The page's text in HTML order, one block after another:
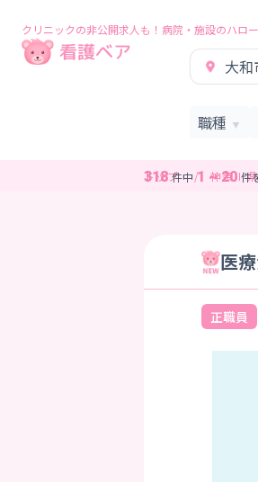
クリニックの非公開求人も！病院・施設のハロ
大和
職種 ▼
トップ 神奈川
318 件中 1 ~ 20 件
医
正職員